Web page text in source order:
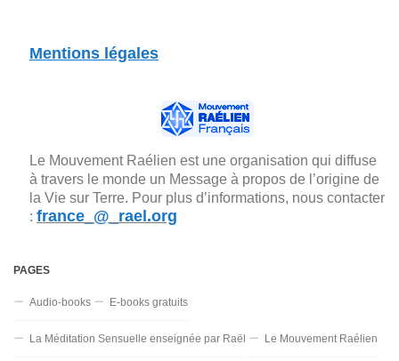
Mentions légales
Le Mouvement Raélien est une organisation qui diffuse
à travers le monde un Message à propos de l’origine de
la Vie sur Terre. Pour plus d’informations, nous contacter
: france_@_rael.org
PAGES
Audio-books E-books gratuits
La Méditation Sensuelle enseignée par Raël Le Mouvement Raélien